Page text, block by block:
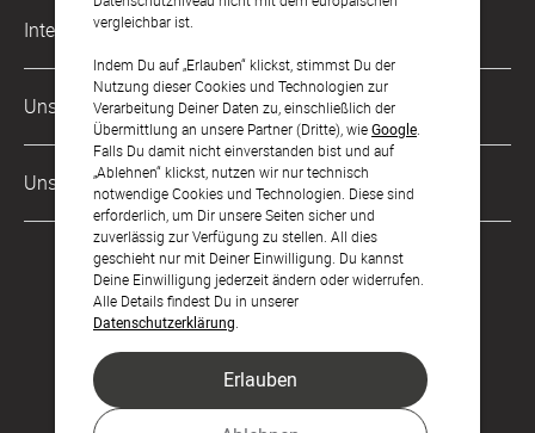
vergleichbar ist.
Indem Du auf „Erlauben“ klickst, stimmst Du der
Nutzung dieser Cookies und Technologien zur
Verarbeitung Deiner Daten zu, einschließlich der
Übermittlung an unsere Partner (Dritte), wieGoogle
Falls Du damit nicht einverstanden bist und auf
„Ablehnen“ klickst, nutzen wir nur technisch
notwendige Cookies und Technologien. Diese sind
erforderlich, um Dir unsere Seiten sicher und
zuverlässig zur Verfügung zu stellen. All dies
geschieht nur mit Deiner Einwilligung. Du kannst
Deine Einwilligung jederzeit ändern oder widerrufen.
Alle Details findest Du in unserer
Datenschutzerklärung
Erlauben
Impressum
AGB & Widerrufsrecht
Zahlung & Versand
Datenschutz
Barrierefreiheitserklärung
LLM's
Musterkarten
Digitale Fotoalben
Digitale Gästelisten
FAQ & Hilfe
International
Österreich
Schweiz
Frankreich
Unsere Zahlungsarten
Unsere Partner